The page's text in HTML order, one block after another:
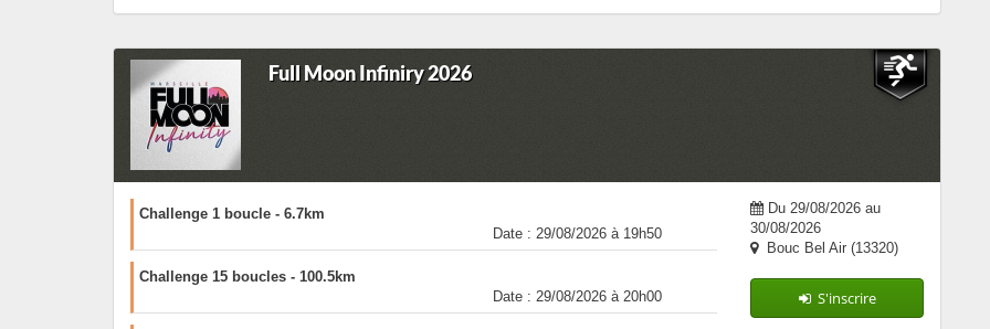
Full Moon Infiniry 2026
Challenge 1 boucle - 6.7km
Date : 29/08/2026 à 19h50
Challenge 15 boucles - 100.5km
Date : 29/08/2026 à 20h00
Du 29/08/2026 au
30/08/2026
Bouc Bel Air (13320)
S'inscrire